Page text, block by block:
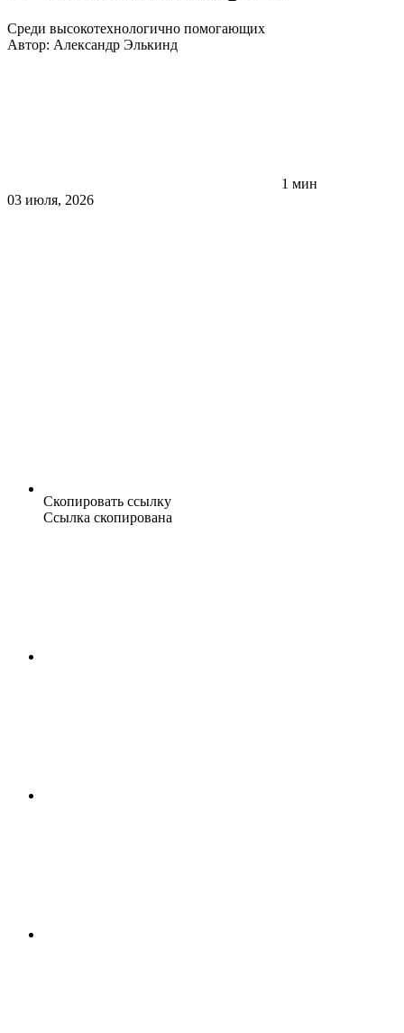
Среди высокотехнологично помогающих
Автор: Александр Элькинд
1 мин
03 июля, 2026
Скопировать ссылку
Ссылка скопирована